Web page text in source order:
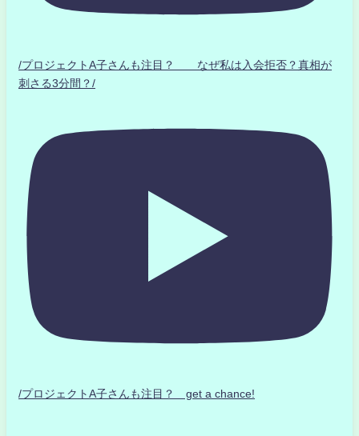
/プロジェクトA子さんも注目？ なぜ私は入会拒否？真相が
刺さる3分間？/
/プロジェクトA子さんも注目？ get a chance!